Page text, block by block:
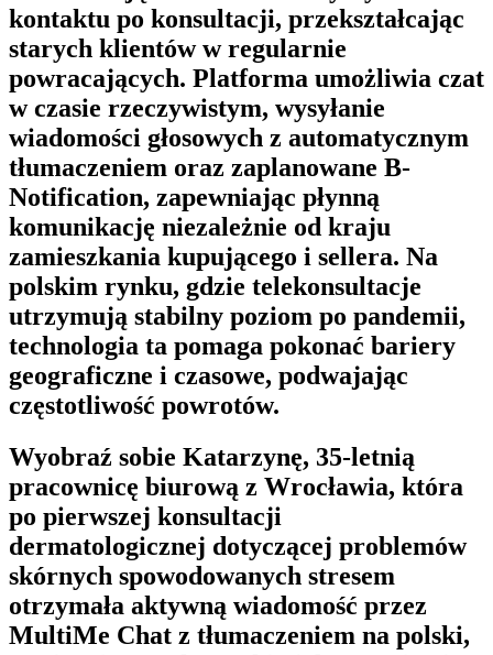
kontaktu po konsultacji, przekształcając
starych klientów w regularnie
powracających. Platforma umożliwia czat
w czasie rzeczywistym, wysyłanie
wiadomości głosowych z automatycznym
tłumaczeniem oraz zaplanowane B-
Notification, zapewniając płynną
komunikację niezależnie od kraju
zamieszkania kupującego i sellera. Na
polskim rynku, gdzie telekonsultacje
utrzymują stabilny poziom po pandemii,
technologia ta pomaga pokonać bariery
geograficzne i czasowe, podwajając
częstotliwość powrotów.
Wyobraź sobie Katarzynę, 35-letnią
pracownicę biurową z Wrocławia, która
po pierwszej konsultacji
dermatologicznej dotyczącej problemów
skórnych spowodowanych stresem
otrzymała aktywną wiadomość przez
MultiMe Chat z tłumaczeniem na polski,